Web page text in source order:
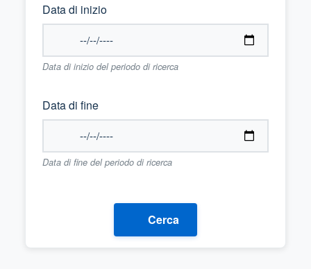
Data di inizio
Data di inizio del periodo di ricerca
Data di fine
Data di fine del periodo di ricerca
Cerca